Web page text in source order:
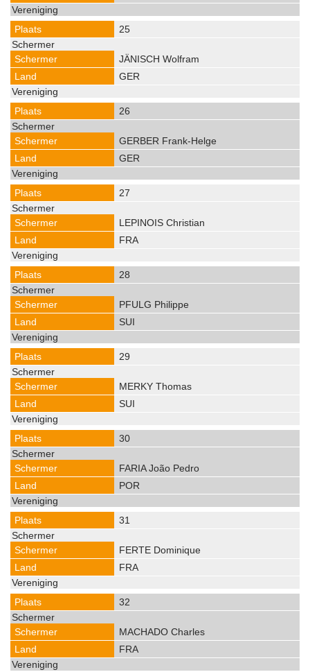
25
JÄNISCH Wolfram
GER
26
GERBER Frank-Helge
GER
27
LEPINOIS Christian
FRA
28
PFULG Philippe
SUI
29
MERKY Thomas
SUI
30
FARIA João Pedro
POR
31
FERTE Dominique
FRA
32
MACHADO Charles
FRA